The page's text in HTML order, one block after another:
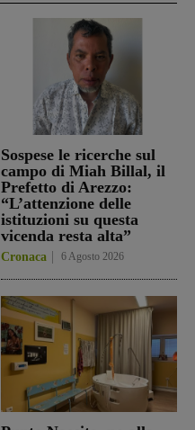
Sospese le ricerche sul
campo di Miah Billal, il
Prefetto di Arezzo:
“L’attenzione delle
istituzioni su questa
vicenda resta alta”
Cronaca 6 Agosto 2026